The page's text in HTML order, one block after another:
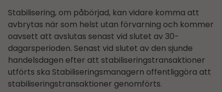
Stabilisering, om påbörjad, kan vidare komma att
avbrytas när som helst utan förvarning och kommer
oavsett att avslutas senast vid slutet av 30-
dagarsperioden. Senast vid slutet av den sjunde
handelsdagen efter att stabiliseringstransaktioner
utförts ska Stabiliseringsmanagern offentliggöra att
stabiliseringstransaktioner genomförts.